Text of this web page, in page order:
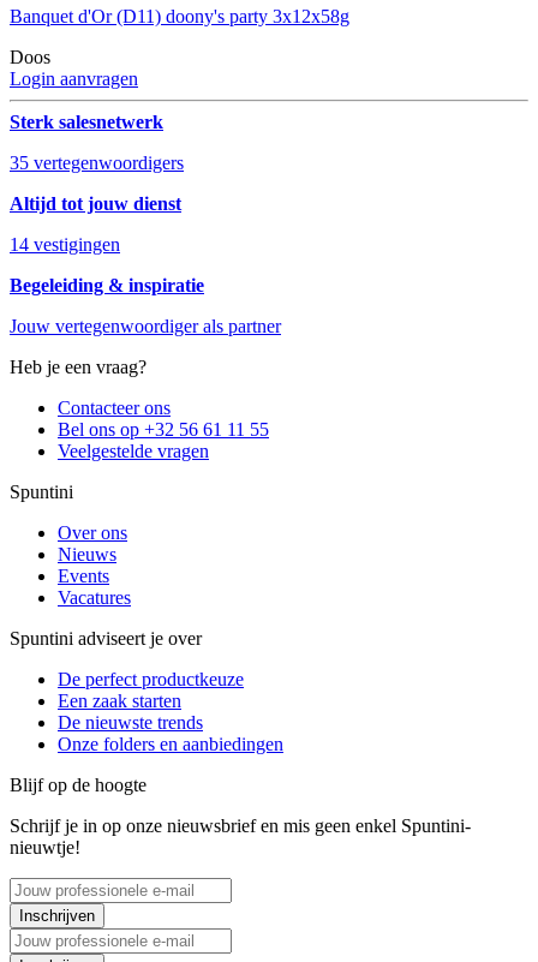
Banquet d'Or (D11) doony's party 3x12x58g
Doos
Login aanvragen
Sterk salesnetwerk
35 vertegenwoordigers
Altijd tot jouw dienst
14 vestigingen
Begeleiding & inspiratie
Jouw vertegenwoordiger als partner
Heb je een vraag?
Contacteer ons
Bel ons op +32 56 61 11 55
Veelgestelde vragen
Spuntini
Over ons
Nieuws
Events
Vacatures
Spuntini adviseert je over
De perfect productkeuze
Een zaak starten
De nieuwste trends
Onze folders en aanbiedingen
Blijf op de hoogte
Schrijf je in op onze nieuwsbrief en mis geen enkel Spuntini-
nieuwtje!
Inschrijven